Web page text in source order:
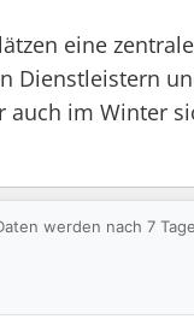
eine
Dienstleistern
auch im Winter
werden nach 7